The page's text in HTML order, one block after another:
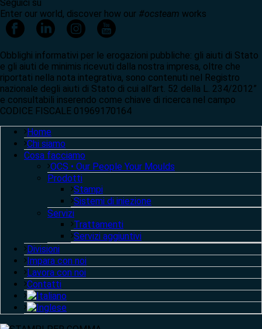
Seguici su
Enter our world, discover how our #ocsteam works
Obblighi informativi per le erogazioni pubbliche: gli aiuti di Stato
e gli aiuti de minimis ricevuti dalla nostra impresa, oltre che
riportati nella nota integrativa, sono contenuti nel Registro
nazionale degli aiuti di Stato di cui all’art. 52 della L. 234/2012”
e consultabili inserendo come chiave di ricerca nel campo
CODICE FISCALE 01969170164
Home
Chi siamo
Cosa facciamo
OCS • Our People Your Moulds
Prodotti
Stampi
Sistemi di iniezione
Servizi
Trattamenti
Servizi aggiuntivi
Divisioni
Impara con noi
Lavora con noi
Contatti